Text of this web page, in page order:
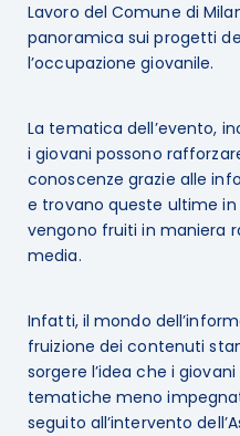
Lavoro del Comune di
panoramica sui progetti
l’occupazione giovanile.
La tematica dell’evento,
i giovani possono
conoscenze grazie alle
e trovano queste ultime
vengono fruiti in maniera
media.
Infatti, il mondo
fruizione dei contenuti
sorgere l’idea che i
tematiche meno
seguito all’intervento